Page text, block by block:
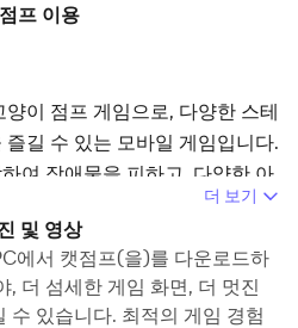
프 이용
이 점프 게임으로, 다양한 스테
길 수 있는 모바일 게임입니다.
여 장애물을 피하고, 다양한 아
해 높은 점수를 얻는 것이 목표입
독성 있는 게임플레이를 제공
더 어려워지는 레벨이 플레이
다.
더 보기
및 영상
에서 캣점프(을)를 다운로드하
, 더 섬세한 게임 화면, 더 멋진
수 있습니다. 최적의 게임 경험